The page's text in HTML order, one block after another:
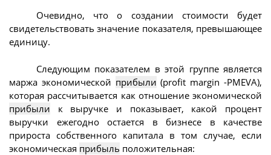
Очевидно, что о создании стоимости будет
свидетельствовать значение показателя, превышающее
единицу.
Следующим показателем в этой группе является
маржа экономической прибыли (profit margin -PMEVA),
которая рассчитывается как отношение экономической
прибыли к выручке и показывает, какой процент
выручки ежегодно остается в бизнесе в качестве
прироста собственного капитала в том случае, если
экономическая прибыль положительная: